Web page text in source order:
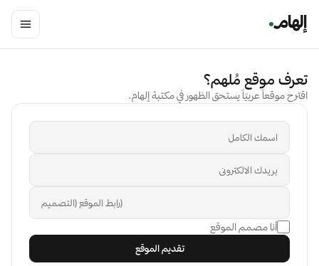
تعرف موقع مُلهم؟
اقترح موقعاً عربيّاً يستحق الظهور في مكتبة إلهام.
أنا مصمم الموقع
تقديم الموقع